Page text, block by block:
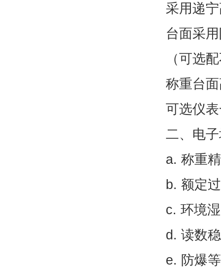
采用递
台面采
（可选
称重台
可选仪
二、电
a. 称重
b. 额定
c. 环境
d. 读数
e. 防爆